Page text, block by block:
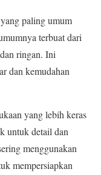
paling umum
terbuat dari
ringan. Ini
dan kemudahan
yang lebih keras
untuk detail dan
menggunakan
mempersiapkan